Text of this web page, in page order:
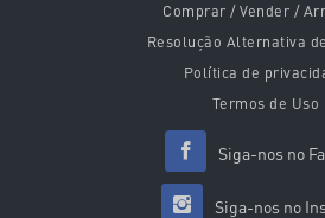
Comprar / Vender /
Resolução Alternativa
Política de
Termos de Uso
Siga-nos no
Siga-nos no